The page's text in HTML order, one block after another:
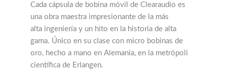
Cada cápsula de bobina móvil de Clearaudio es
una obra maestra impresionante de la más
alta ingeniería y un hito en la historia de alta
gama. Único en su clase con micro bobinas de
oro, hecho a mano en Alemania, en la metrópoli
científica de Erlangen.